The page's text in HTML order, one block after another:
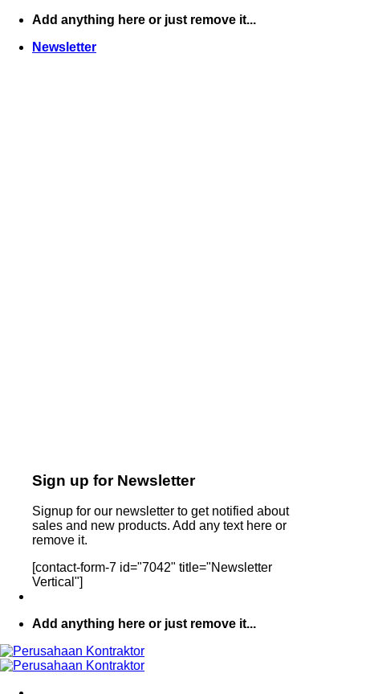
Skip
content
Add anything here or just remove it...
Newsletter
Sign up for Newsletter
Signup for our newsletter to get notified about
sales and new products. Add any text here or
remove it.
[contact-form-7 id="7042" title="Newsletter
Vertical"]
Add anything here or just remove it...